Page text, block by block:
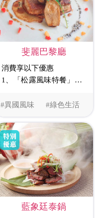
#異國風味 #綠色生活
斐麗巴黎廳
消費享以下優惠
1、「松露風味特餐」享9
2、「主廚特餐」享95折
藍象廷泰鍋